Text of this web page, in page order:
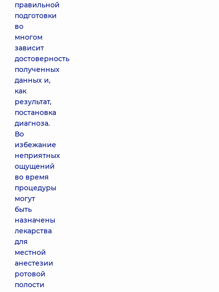
правильной
подготовки
во
многом
зависит
достоверность
полученных
данных и,
как
результат,
постановка
диагноза.
Во
избежание
неприятных
ощущений
во время
процедуры
могут
быть
назначены
лекарства
для
местной
анестезии
ротовой
полости